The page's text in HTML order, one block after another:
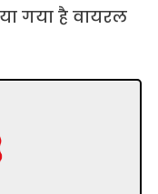
गया है वायरल